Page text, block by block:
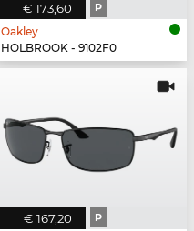
€ 173,60 P
Oakley
HOLBROOK - 9102F0
€ 167,20 P